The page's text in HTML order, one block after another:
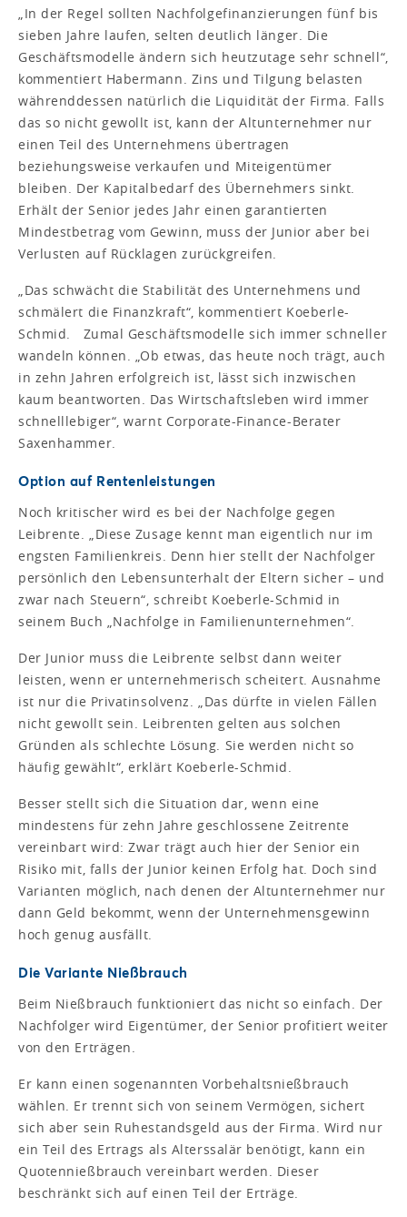
„In der Regel sollten Nachfolgefinanzierungen fünf bis
sieben Jahre laufen, selten deutlich länger. Die
Geschäftsmodelle ändern sich heutzutage sehr schnell“,
kommentiert Habermann. Zins und Tilgung belasten
währenddessen natürlich die Liquidität der Firma. Falls
das so nicht gewollt ist, kann der Altunternehmer nur
einen Teil des Unternehmens übertragen
beziehungsweise verkaufen und Miteigentümer
bleiben. Der Kapitalbedarf des Übernehmers sinkt.
Erhält der Senior jedes Jahr einen garantierten
Mindestbetrag vom Gewinn, muss der Junior aber bei
Verlusten auf Rücklagen zurückgreifen.
„Das schwächt die Stabilität des Unternehmens und
schmälert die Finanzkraft“, kommentiert Koeberle-
Schmid. Zumal Geschäftsmodelle sich immer schneller
wandeln können. „Ob etwas, das heute noch trägt, auch
in zehn Jahren erfolgreich ist, lässt sich inzwischen
kaum beantworten. Das Wirtschaftsleben wird immer
schnelllebiger“, warnt Corporate-Finance-Berater
Saxenhammer.
Option auf Rentenleistungen
Noch kritischer wird es bei der Nachfolge gegen
Leibrente. „Diese Zusage kennt man eigentlich nur im
engsten Familienkreis. Denn hier stellt der Nachfolger
persönlich den Lebensunterhalt der Eltern sicher – und
zwar nach Steuern“, schreibt Koeberle-Schmid in
seinem Buch „Nachfolge in Familienunternehmen“.
Der Junior muss die Leibrente selbst dann weiter
leisten, wenn er unternehmerisch scheitert. Ausnahme
ist nur die Privatinsolvenz. „Das dürfte in vielen Fällen
nicht gewollt sein. Leibrenten gelten aus solchen
Gründen als schlechte Lösung. Sie werden nicht so
häufig gewählt“, erklärt Koeberle-Schmid.
Besser stellt sich die Situation dar, wenn eine
mindestens für zehn Jahre geschlossene Zeitrente
vereinbart wird: Zwar trägt auch hier der Senior ein
Risiko mit, falls der Junior keinen Erfolg hat. Doch sind
Varianten möglich, nach denen der Altunternehmer nur
dann Geld bekommt, wenn der Unternehmensgewinn
hoch genug ausfällt.
Die Variante Nießbrauch
Beim Nießbrauch funktioniert das nicht so einfach. Der
Nachfolger wird Eigentümer, der Senior profitiert weiter
von den Erträgen.
Er kann einen sogenannten Vorbehaltsnießbrauch
wählen. Er trennt sich von seinem Vermögen, sichert
sich aber sein Ruhestandsgeld aus der Firma. Wird nur
ein Teil des Ertrags als Alterssalär benötigt, kann ein
Quotennießbrauch vereinbart werden. Dieser
beschränkt sich auf einen Teil der Erträge.